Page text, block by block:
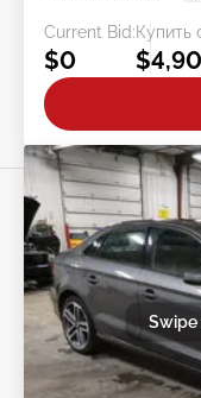
Current Bid:
$0
Купить
Swipe